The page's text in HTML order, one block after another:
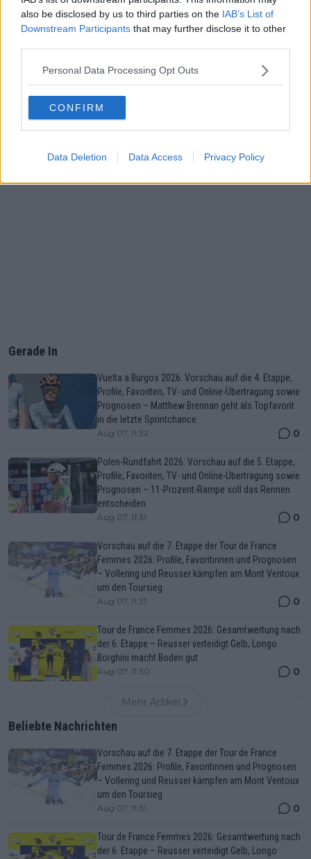
also be disclosed by us to third parties on the IAB’s List of
Downstream Participants that may further disclose it to other
Personal Data Processing Opt Outs
CONFIRM
Data Deletion Data Access Privacy Policy
Gerade In
Vuelta a Burgos 2026: Vorschau auf die 4. Etappe,
Profile, Favoriten, TV- und Online-Übertragung sowie
Prognosen – Matthew Brennan geht als Topfavorit
in die letzte Sprintchance
Aug 07, 11:32 0
Polen-Rundfahrt 2026: Vorschau auf die 5. Etappe,
Profile, Favoriten, TV- und Online-Übertragung sowie
Prognosen – 11-Prozent-Rampe soll das Rennen
entscheiden
Aug 07, 11:31 0
Vorschau auf die 7. Etappe der Tour de France
Femmes 2026: Profile, Favoritinnen und Prognosen
– Vollering und Reusser kämpfen am Mont Ventoux
um den Toursieg
Aug 07, 11:31 0
Tour de France Femmes 2026: Gesamtwertung nach
der 6. Etappe – Reusser verteidigt Gelb, Longo
Borghini macht Boden gut
Aug 07, 11:30 0
Mehr Artikel
Beliebte Nachrichten
Vorschau auf die 7. Etappe der Tour de France
Femmes 2026: Profile, Favoritinnen und Prognosen
– Vollering und Reusser kämpfen am Mont Ventoux
um den Toursieg
Aug 07, 11:31 0
Tour de France Femmes 2026: Gesamtwertung nach
der 6. Etappe – Reusser verteidigt Gelb, Longo